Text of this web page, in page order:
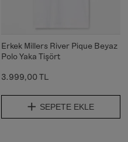
Erkek Millers River Pique Beyaz
Polo Yaka Tişört
3.999,00 TL
SEPETE EKLE